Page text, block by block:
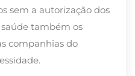
sem a autorização dos
também os
companhias do